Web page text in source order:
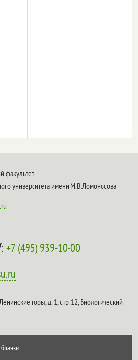
факультет
университета имени М.В.Ломоносова
:+7 (495) 939-10-00
горы, д. 1, стр. 12,Биологический